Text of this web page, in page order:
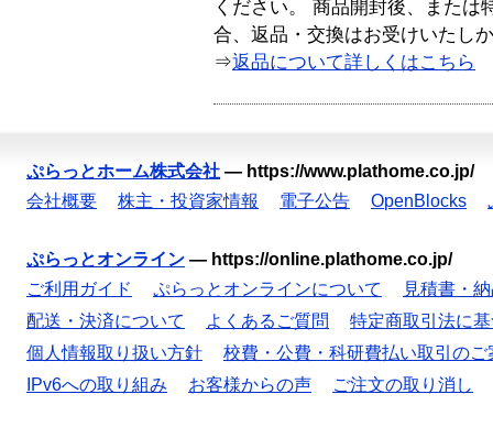
ください。 商品開封後、または
合、返品・交換はお受けいたし
⇒返品について詳しくはこちら
ぷらっとホーム株式会社 — https://www.plathome.co.jp/
会社概要
株主・投資家情報 電子公告 OpenBlocks
ぷらっとオンライン — https://online.plathome.co.jp/
ご利用ガイド
ぷらっとオンラインについて
見積書・
配送・決済について
よくあるご質問
特定商取引法に
個人情報取り扱い方針
校費・公費・科研費払い取引のご
IPv6への取り組み
お客様からの声 ご注文の取り消し